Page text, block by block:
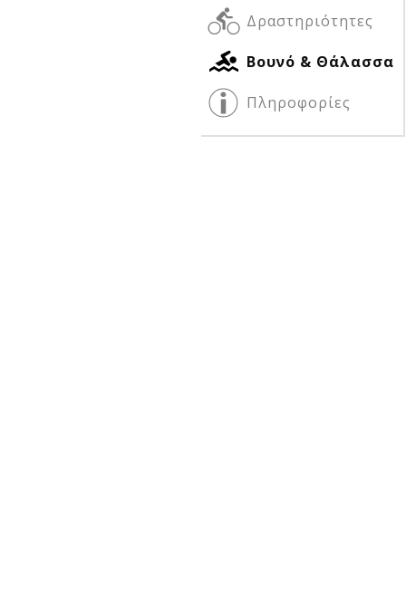
Δραστηριότητες
Βουνό & Θάλασσα
Πληροφορίες